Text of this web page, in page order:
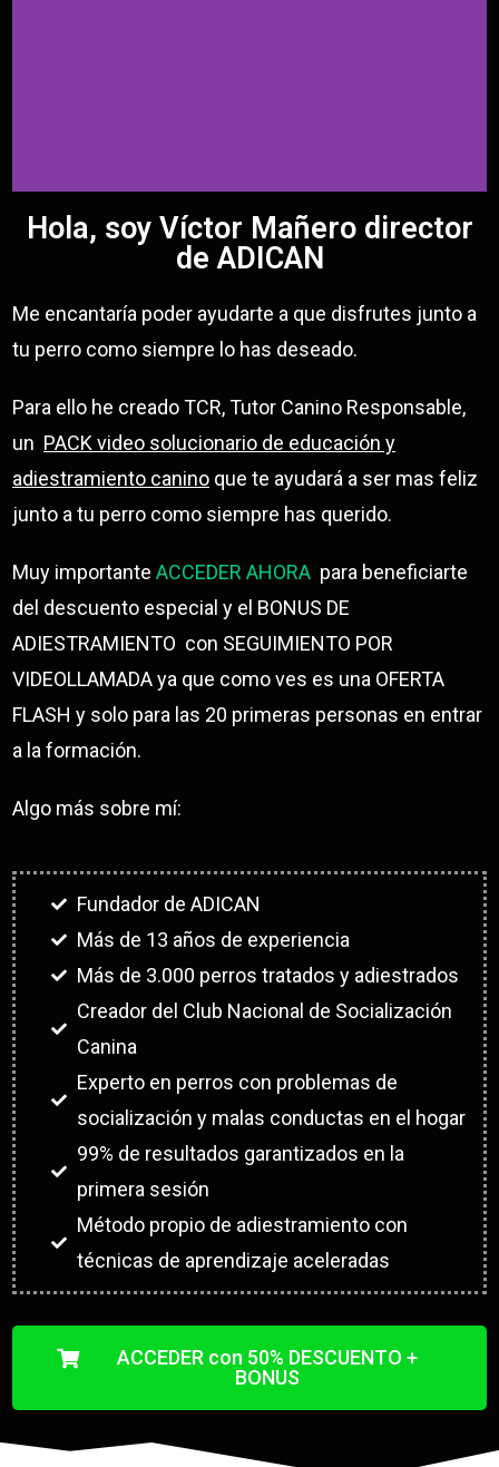
Hola, soy Víctor Mañero director
de ADICAN
Me encantaría poder ayudarte a que disfrutes junto a
tu perro como siempre lo has deseado.
Para ello he creado TCR, Tutor Canino Responsable,
un PACK video solucionario de educación y
adiestramiento canino que te ayudará a ser mas feliz
junto a tu perro como siempre has querido.
Muy importante ACCEDER AHORA para beneficiarte
del descuento especial y el BONUS DE
ADIESTRAMIENTO con SEGUIMIENTO POR
VIDEOLLAMADA ya que como ves es una OFERTA
FLASH y solo para las 20 primeras personas en entrar
a la formación.
Algo más sobre mí:
Fundador de ADICAN
Más de 13 años de experiencia
Más de 3.000 perros tratados y adiestrados
Creador del Club Nacional de Socialización
Canina
Experto en perros con problemas de
socialización y malas conductas en el hogar
99% de resultados garantizados en la
primera sesión
Método propio de adiestramiento con
técnicas de aprendizaje aceleradas
ACCEDER con 50% DESCUENTO +
BONUS